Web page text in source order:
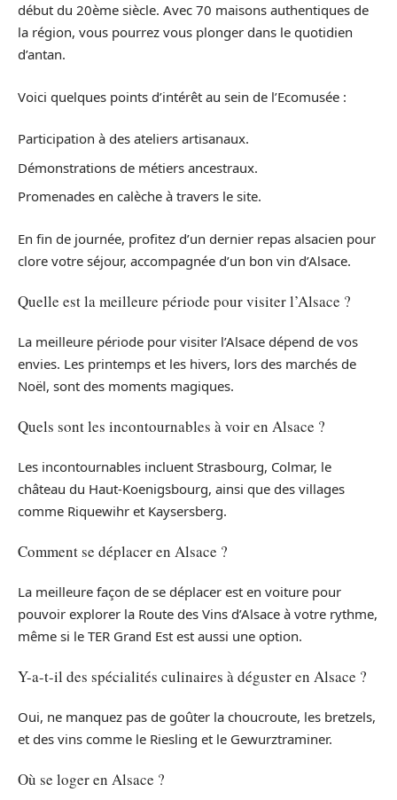
début du 20ème siècle. Avec 70 maisons authentiques de
la région, vous pourrez vous plonger dans le quotidien
d’antan.
Voici quelques points d’intérêt au sein de l’Ecomusée :
Participation à des ateliers artisanaux.
Démonstrations de métiers ancestraux.
Promenades en calèche à travers le site.
En fin de journée, profitez d’un dernier repas alsacien pour
clore votre séjour, accompagnée d’un bon vin d’Alsace.
Quelle est la meilleure période pour visiter l’Alsace ?
La meilleure période pour visiter l’Alsace dépend de vos
envies. Les printemps et les hivers, lors des marchés de
Noël, sont des moments magiques.
Quels sont les incontournables à voir en Alsace ?
Les incontournables incluent Strasbourg, Colmar, le
château du Haut-Koenigsbourg, ainsi que des villages
comme Riquewihr et Kaysersberg.
Comment se déplacer en Alsace ?
La meilleure façon de se déplacer est en voiture pour
pouvoir explorer la Route des Vins d’Alsace à votre rythme,
même si le TER Grand Est est aussi une option.
Y-a-t-il des spécialités culinaires à déguster en Alsace ?
Oui, ne manquez pas de goûter la choucroute, les bretzels,
et des vins comme le Riesling et le Gewurztraminer.
Où se loger en Alsace ?